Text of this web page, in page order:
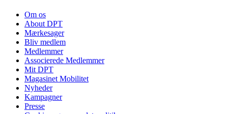
Om os
About DPT
Mærkesager
Bliv medlem
Medlemmer
Associerede Medlemmer
Mit DPT
Magasinet Mobilitet
Nyheder
Kampagner
Presse